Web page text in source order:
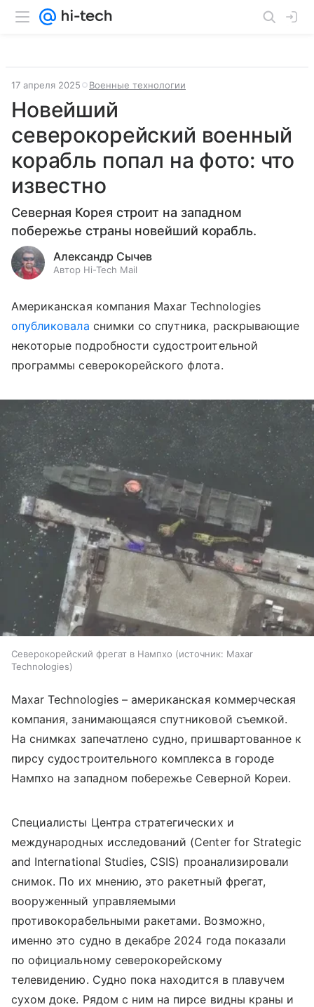
17 апреля 2025 Военные технологии
Новейший
северокорейский военный
корабль попал на фото: что
известно
Северная Корея строит на западном
побережье страны новейший корабль.
Александр Сычев
Автор Hi-Tech Mail
Американская компания Maxar Technologies
опубликовала снимки со спутника, раскрывающие
некоторые подробности судостроительной
программы северокорейского флота.
Северокорейский фрегат в Нампхо источник: Maxar
Technologies
Maxar Technologies – американская коммерческая
компания, занимающаяся спутниковой съемкой.
На снимках запечатлено судно, пришвартованное к
пирсу судостроительного комплекса в городе
Нампхо на западном побережье Северной Кореи.
Специалисты Центра стратегических и
международных исследований (Center for Strategic
and International Studies, CSIS) проанализировали
снимок. По их мнению, это ракетный фрегат,
вооруженный управляемыми
противокорабельными ракетами. Возможно,
именно это судно в декабре 2024 года показали
по официальному северокорейскому
телевидению. Судно пока находится в плавучем
сухом доке. Рядом с ним на пирсе видны краны и